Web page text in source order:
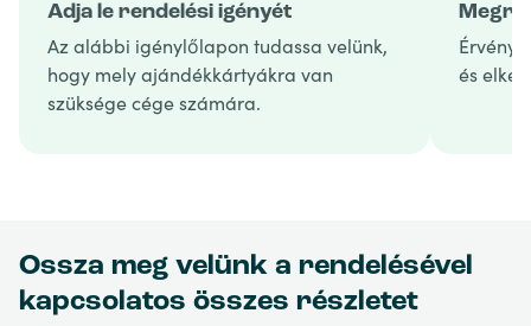
Adja le rendelési igényét
Az alábbi igénylőlapon tudassa velünk,
hogy mely ajándékkártyákra van
szüksége cége számára.
és
Ossza meg velünk a rendelésével
kapcsolatos összes részletet